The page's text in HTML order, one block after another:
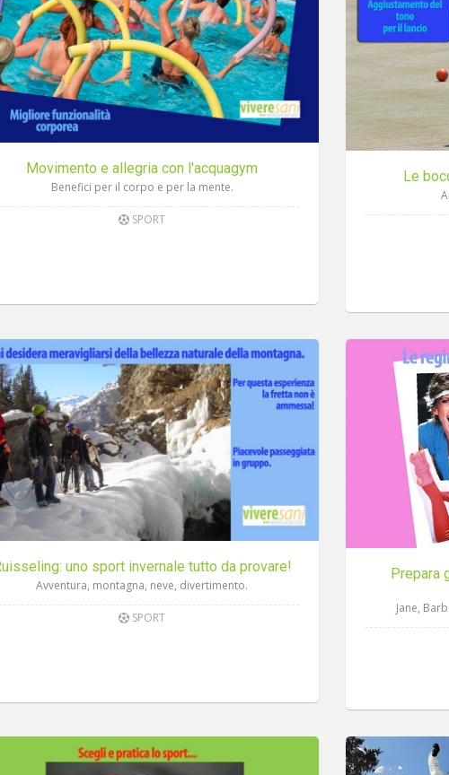
Movimento e allegria con l'acquagym
Benefici per il corpo e per la mente.
SPORT
Le
uno sport invernale tutto da provare!
Avventura, montagna, neve, divertimento.
SPORT
Prepara
Jane,